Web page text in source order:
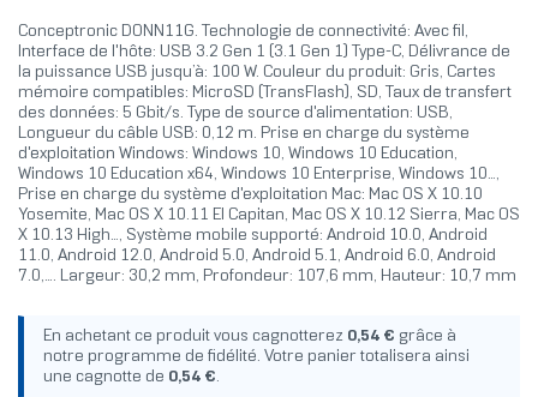
Conceptronic DONN11G. Technologie de connectivité: Avec fil,
Interface de l'hôte: USB 3.2 Gen 1 (3.1 Gen 1) Type-C, Délivrance de
la puissance USB jusqu’à: 100 W. Couleur du produit: Gris, Cartes
mémoire compatibles: MicroSD (TransFlash), SD, Taux de transfert
des données: 5 Gbit/s. Type de source d'alimentation: USB,
Longueur du câble USB: 0,12 m. Prise en charge du système
d'exploitation Windows: Windows 10, Windows 10 Education,
Windows 10 Education x64, Windows 10 Enterprise, Windows 10...,
Prise en charge du système d'exploitation Mac: Mac OS X 10.10
Yosemite, Mac OS X 10.11 El Capitan, Mac OS X 10.12 Sierra, Mac OS
X 10.13 High..., Système mobile supporté: Android 10.0, Android
11.0, Android 12.0, Android 5.0, Android 5.1, Android 6.0, Android
7.0,.... Largeur: 30,2 mm, Profondeur: 107,6 mm, Hauteur: 10,7 mm
En achetant ce produit vous cagnotterez 0,54 € grâce à
notre programme de fidélité. Votre panier totalisera ainsi
une cagnotte de 0,54 €.